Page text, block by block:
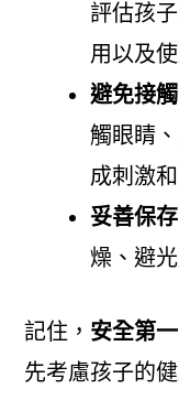
評估孩
用以及
避免接
觸眼睛
成刺激
妥善保存
燥、避
記住， 安全第一
先考慮孩子的